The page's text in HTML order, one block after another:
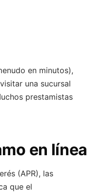
en minutos),
una sucursal
prestamistas
en línea
(APR), las
que el